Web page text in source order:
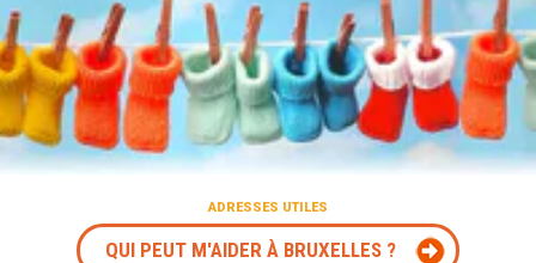
ADRESSES UTILES
QUI PEUT M'AIDER À BRUXELLES ?